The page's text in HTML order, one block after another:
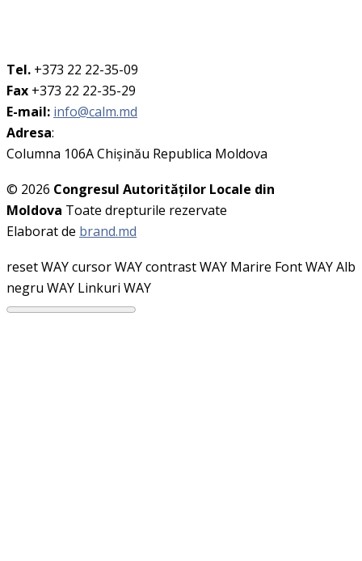
Tel. +373 22 22-35-09
Fax +373 22 22-35-29
E-mail: info@calm.md
Adresa:
Columna 106A Chişinău Republica Moldova
© 2026 Congresul Autorităţilor Locale din
Moldova Toate drepturile rezervate
Elaborat de brand.md
reset WAYcursor WAYcontrast WAY Marire Font WAYAlb
negru WAY Linkuri WAY